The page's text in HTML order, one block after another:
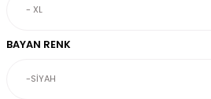
BAYAN RENK